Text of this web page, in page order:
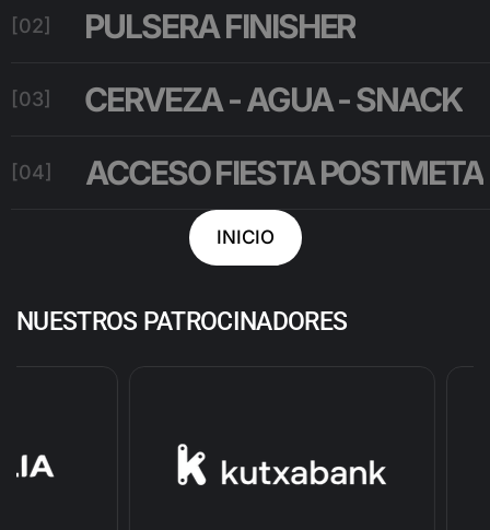
[02] PULSERA FINISHER
[03] CERVEZA - AGUA - SNACK
[04] ACCESO FIESTA POSTMETA
INICIO
NUESTROS PATROCINADORES